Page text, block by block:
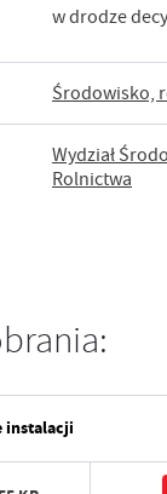
w drodze
Środowisko,
Wydział
Rolnictwa
instalacji